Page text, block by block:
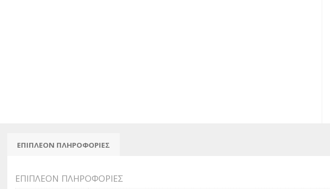
ΕΠΙΠΛΈΟΝ ΠΛΗΡΟΦΟΡΊΕΣ
ΕΠΙΠΛΈΟΝ ΠΛΗΡΟΦΟΡΊΕΣ